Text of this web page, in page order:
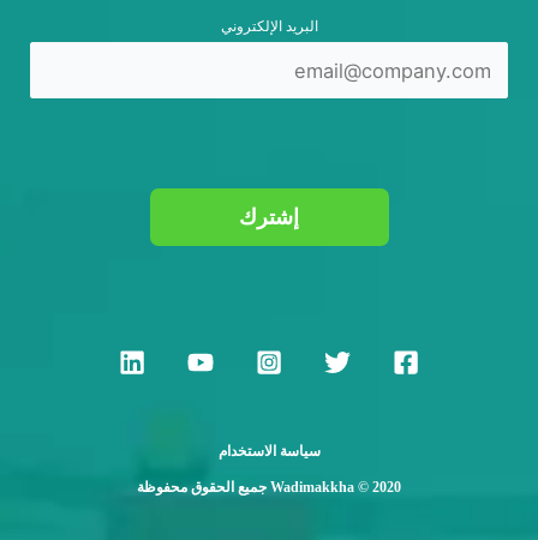
البريد الإلكتروني
إشترك
سياسة الاستخدام
جميع الحقوق محفوظة Wadimakkha © 2020